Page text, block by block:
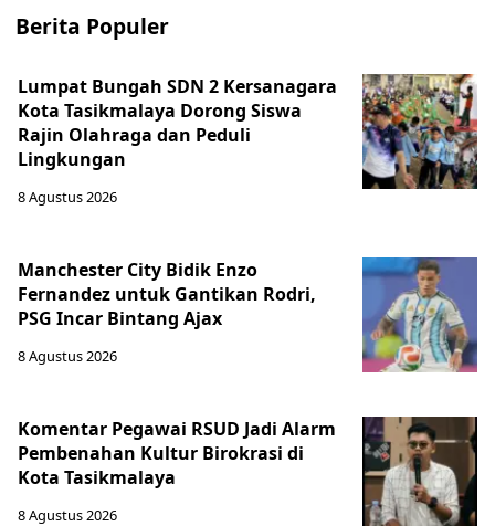
Berita Populer
Lumpat Bungah SDN 2 Kersanagara
Kota Tasikmalaya Dorong Siswa
Rajin Olahraga dan Peduli
Lingkungan
8 Agustus 2026
Manchester City Bidik Enzo
Fernandez untuk Gantikan Rodri,
PSG Incar Bintang Ajax
8 Agustus 2026
Komentar Pegawai RSUD Jadi Alarm
Pembenahan Kultur Birokrasi di
Kota Tasikmalaya
8 Agustus 2026